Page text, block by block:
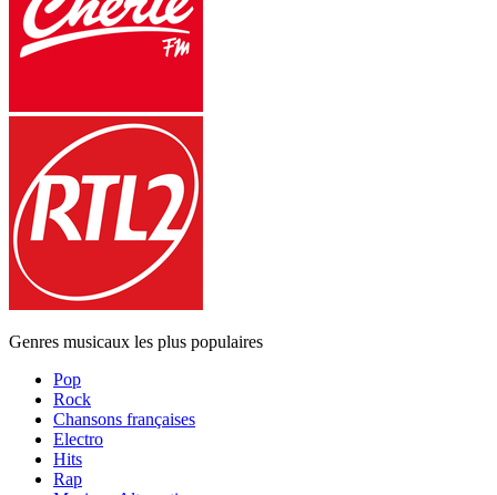
Genres musicaux les plus populaires
Pop
Rock
Chansons françaises
Electro
Hits
Rap